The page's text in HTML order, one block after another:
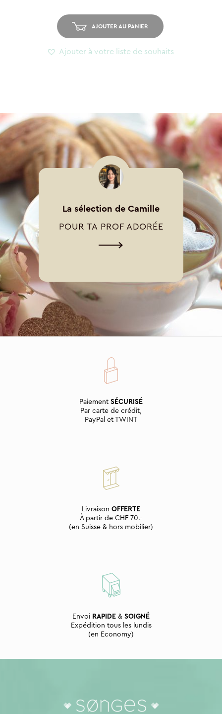
AJOUTER AU PANIER
Ajouter à votre liste de souhaits
La sélection de Camille
POUR TA PROF ADORÉE
Paiement SÉCURISÉ
Par carte de crédit,
PayPal et TWINT
Livraison OFFERTE
À partir de CHF 70.-
(en Suisse & hors mobilier)
Envoi RAPIDE & SOIGNÉ
Expédition tous les lundis
(en Economy)